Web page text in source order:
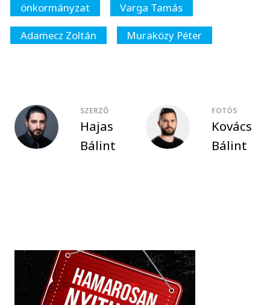
önkormányzat
Varga Tamás
Adamecz Zoltán
Muraközy Péter
SZERZŐ
Hajas
Bálint
FOTÓS
Kovács
Bálint